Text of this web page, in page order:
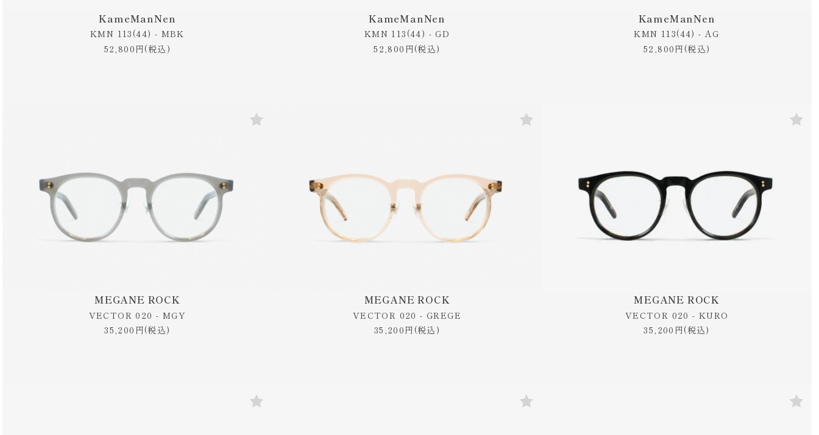
KameManNen
KMN 113(44) - MBK
52,800円(税込)
KameManNen
KMN 113(44) - GD
52,800円(税込)
KameManNen
KMN 113(44) - AG
52,800円(税込)
MEGANE ROCK
VECTOR 020 - MGY
35,200円(税込)
MEGANE ROCK
VECTOR 020 - GREGE
35,200円(税込)
MEGANE ROCK
VECTOR 020 - KURO
35,200円(税込)